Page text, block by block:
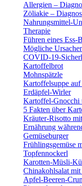
Allergien –
Zöliakie –
Nahrungsmittel-
Therapie
Führen eines Ess-
Mögliche
COVID-19-
Kartoffelbrot
Mohnspätzle
Kartoffelsuppe
Erdäpfel-Wirler
Kartoffel-Gnocchi
5 Fakten über
Kräuter-Risotto
Ernährung
Gemüseburger
Frühlingsgemüse
Topfennockerl
Karotten-Müsli-
Chinakohlsalat
Apfel-Beeren-